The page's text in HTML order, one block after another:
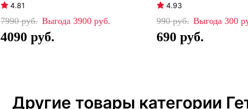
4.81
7990 3900
4090
4.93
990 300
690
Другие товары категории